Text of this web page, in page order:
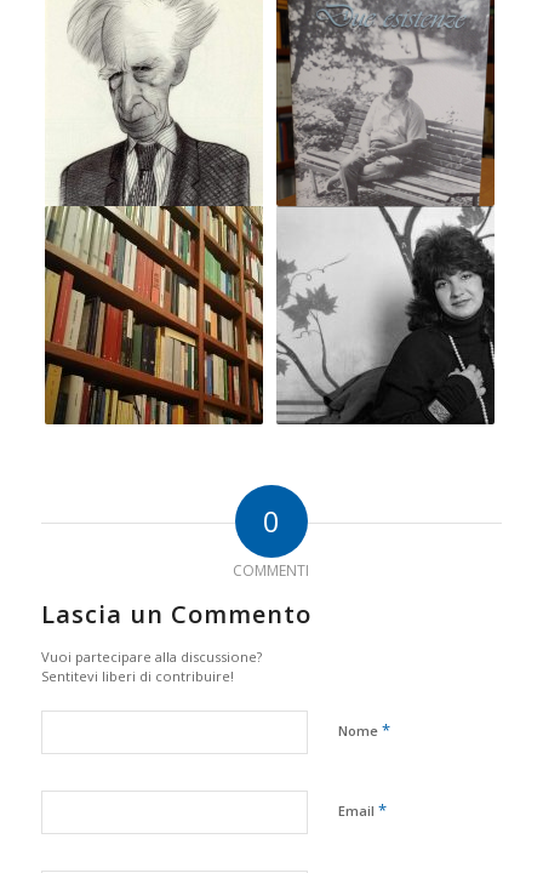
0
COMMENTI
Lascia un Commento
Vuoi partecipare alla discussione?
Sentitevi liberi di contribuire!
Nome *
Email *